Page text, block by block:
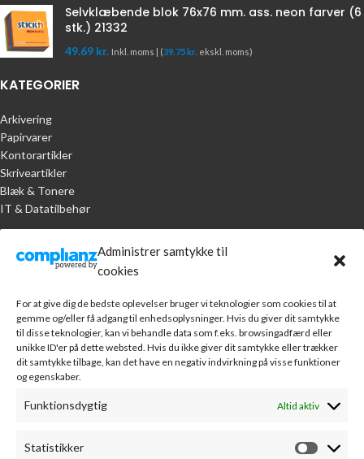
Administrer samtykke til
cookies
For at give dig de bedste oplevelser bruger vi teknologier som cookies til at
gemme og/eller få adgang til enhedsoplysninger. Hvis du giver dit samtykke
til disse teknologier, kan vi behandle data som f.eks. browsingadfærd eller
unikke ID'er på dette websted. Hvis du ikke giver dit samtykke eller trækker
dit samtykke tilbage, kan det have en negativ indvirkning på visse funktioner
og egenskaber.
Funktionsdygtig Altid aktiv
Statistikker
Selvklæbende blok 76x76 mm. ass. neon farver (6
stk.) 21332
49.69 kr. Inkl. moms | (39.75 kr. ekskl. moms)
KATEGORIER
Arkivering
Papirvarer
Kontorartikler
Skriveartikler
Blæk & Tonere
IT & Datatilbehør
Handelsbetingelser
Bankoplysninger
Markedsføring
Webudvikling
Leverandører
Sponsorater
Kontakt